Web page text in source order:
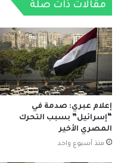
مقالات ذات صلة
إعلام عبري: صدمة في
“إسرائيل” بسبب التحرك
المصري الأخير
منذ أسبوع واحد